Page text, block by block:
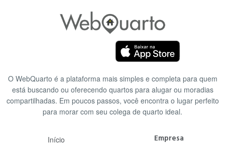
O WebQuarto é a plataforma mais simples e completa para quem
está buscando ou oferecendo quartos para alugar ou moradias
compartilhadas. Em poucos passos, você encontra o lugar perfeito
para morar com seu colega de quarto ideal.
Início
Empresa